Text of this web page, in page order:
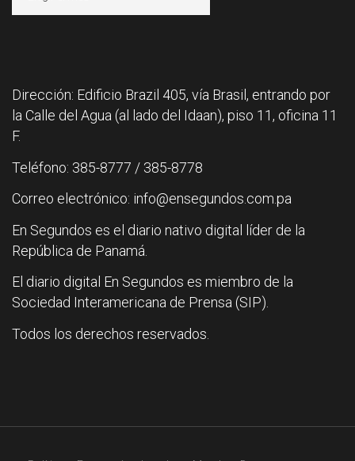
Dirección: Edificio Brazil 405, vía Brasil, entrando por
la Calle del Agua (al lado del Idaan), piso 11, oficina 11
F.
Teléfono: 385-8777 / 385-8778
Correo electrónico: info@ensegundos.com.pa
En Segundos es el diario nativo digital líder de la
República de Panamá.
El diario digital En Segundos es miembro de la
Sociedad Interamericana de Prensa (SIP).
Todos los derechos reservados.